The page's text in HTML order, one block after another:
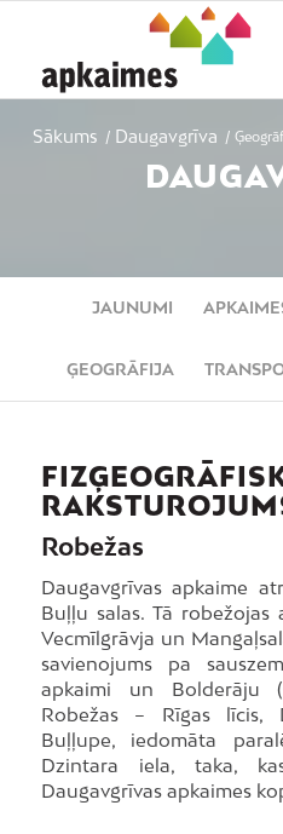
Sākums / Daugavgrīva /
JAUNUMI
ĢEOGRĀFIJA
Robežas
Daugavgrīvas apkaime
Buļļu salas. Tā robežojas
Vecmīlgrāvja un
savienojums pa
apkaimi un Bolderāju
Robežas – Rīgas līcis,
Buļļupe, iedomāta
Dzintara iela, taka,
Daugavgrīvas apkaimes